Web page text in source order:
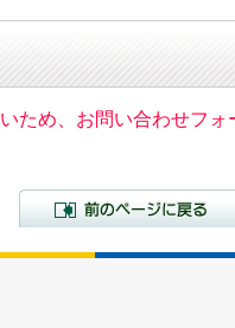
ため、お問い合わせフォ